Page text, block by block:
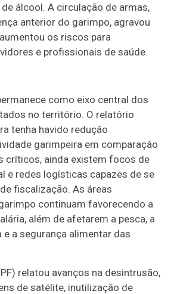
álcool. A circulação de armas,
anterior do garimpo, agravou
os riscos para
e profissionais de saúde.
como eixo central dos
no território. O relatório
tenha havido redução
garimpeira em comparação
críticos, ainda existem focos de
e redes logísticas capazes de se
fiscalização. As áreas
continuam favorecendo a
além de afetarem a pesca, a
e a segurança alimentar das
relatou avanços na desintrusão,
de satélite, inutilização de